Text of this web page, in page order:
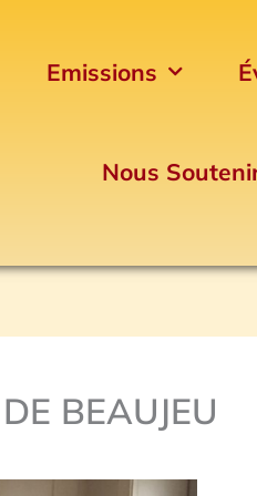
Emissions
Nous
BEAUJEU